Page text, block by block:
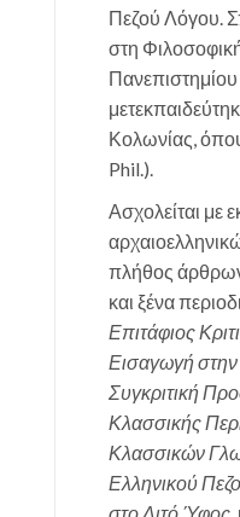
Πεζού Λόγου.
στη
Κολωνίας,
Phil.).
Ασχολείται με
πλήθος
και ξένα
Επιτάφιος
Εισαγωγή στην
Συγκριτική
Κλασσικής
Κλασσικών
Ελληνικού